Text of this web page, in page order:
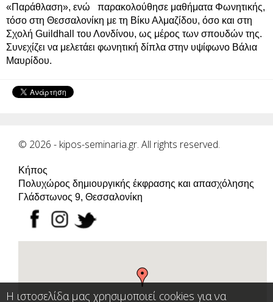
«Παράθλαση», ενώ παρακολούθησε μαθήματα Φωνητικής,
τόσο στη Θεσσαλονίκη με τη Βίκυ Αλμαζίδου, όσο και στη
Σχολή Guildhall του Λονδίνου, ως μέρος των σπουδών της.
Συνεχίζει να μελετάει φωνητική δίπλα στην υψίφωνο Βάλια
Μαυρίδου.
© 2026 - kipos-seminaria.gr. All rights reserved.
Κήπος
Πολυχώρος δημιουργικής έκφρασης και απασχόλησης
Γλάδστωνος 9, Θεσσαλονίκη
Η ιστοσελίδα μας χρησιμοποιεί cookies για να